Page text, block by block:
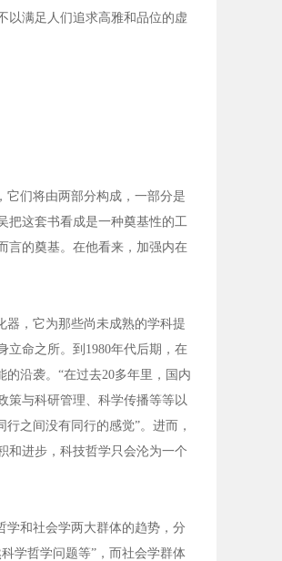
以满足人们追求高雅和品位的虚
们将由两部分构成，一部分是
把这套书看成是一种奠基性的工
言的奠基。在他看来，加强内在
，它为那些尚未成熟的学科提
立命之所。到1980年代后期，在
沿袭。“在过去20多年里，国内
策与科研管理、科学传播等等以
之间没有同行的感觉”。进而，
和进步，科技哲学只会沦为一个
和社会学两大群体的趋势，分
学哲学问题等”，而社会学群体